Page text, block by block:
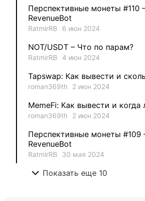
Ksenia 1
METAMINECRAFT
Kate_AAX 1
Перспективные монеты #110
RevenueBot
RatmirRB 6 июн 2024
NOT/USDT – Что по парам?
RatmirRB 4 июн 2024
Tapswap: Как вывести и
roman369th 2 июн 2024
MemeFi: Как вывести и когда
roman369th 2 июн 2024
Перспективные монеты #109
RevenueBot
RatmirRB 30 мая 2024
expand_more Показать еще 10